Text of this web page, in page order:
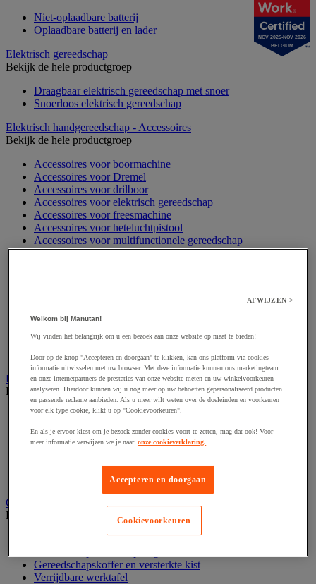
Niet-oplaadbare batterij
Oplaadbare batterij en lader
Elektrisch gereedschap
Bekijk de hele productgroep
Draagbaar elektrisch gereedschap met snoer
Snoerloos elektrisch gereedschap
Elektrisch handgereedschap - Accessoires
Bekijk de hele productgroep
Accessoires voor boormachine
Accessoires voor Dremel
Accessoires voor drilboor
Accessoires voor elektrisch gereedschap
Accessoires voor freesmachine
Accessoires voor heteluchtpistool
Accessoires voor multifunctionele gereedschap
Accessoires voor polijstmachine
Accessoires voor snij- en snoeigereedschap
Accessoires voor spijkermachine
Accessoires voor zaag
Elektrische toebehoren en verlichting
Bekijk de hele productgroep
Accessoires voor elektrisch schakelpaneel
Batterij, oplader en kabel
Elektrische kabel
Verlengsnoer, stekkerdoos en kapelhaspel
Wandcontactdoos en schakelaar
Gereedschap opbergen
Bekijk de hele productgroep
Assortimentsdoos en gereedschapkoffer
Gereedschapskoffer en versterkte kist
Verrijdbare werktafel
NOV 2025-NOV 2026
BELGIUM
AFWIJZEN >
Welkom bij Manutan!
Wij vinden het belangrijk om u een bezoek aan onze website op maat te bieden!
Door op de knop "Accepteren en doorgaan" te klikken, kan ons platform via cookies
informatie uitwisselen met uw browser. Met deze informatie kunnen ons marketingteam
en onze internetpartners de prestaties van onze website meten en uw winkelvoorkeuren
analyseren. Hierdoor kunnen wij u nog meer op uw behoeften gepersonaliseerd producten
en passende reclame aanbieden. Als u meer wilt weten over de doeleinden en voorkeuren
voor elk type cookie, klikt u op "Cookievoorkeuren".
En als je ervoor kiest om je bezoek zonder cookies voort te zetten, mag dat ook! Voor
meer informatie verwijzen we je naar onze cookieverklaring.
Accepteren en doorgaan
Cookievoorkeuren